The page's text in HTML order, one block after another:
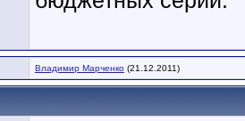
Владимир Марченко (21.12.2011)